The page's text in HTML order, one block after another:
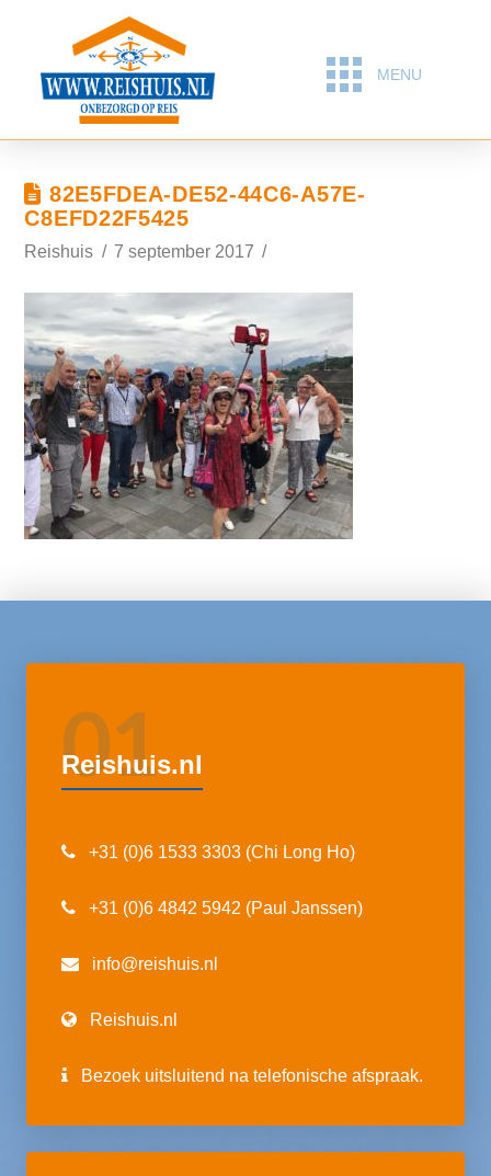
MENU
82E5FDEA-DE52-44C6-A57E-
C8EFD22F5425
Reishuis 7 september 2017
01
Reishuis.nl
+31 (0)6 1533 3303 (Chi Long Ho)
+31 (0)6 4842 5942 (Paul Janssen)
info@reishuis.nl
Reishuis.nl
Bezoek uitsluitend na telefonische afspraak.